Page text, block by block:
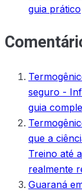
guia prático
seguro -
guia
que a
Treino até
realmente
Guaraná